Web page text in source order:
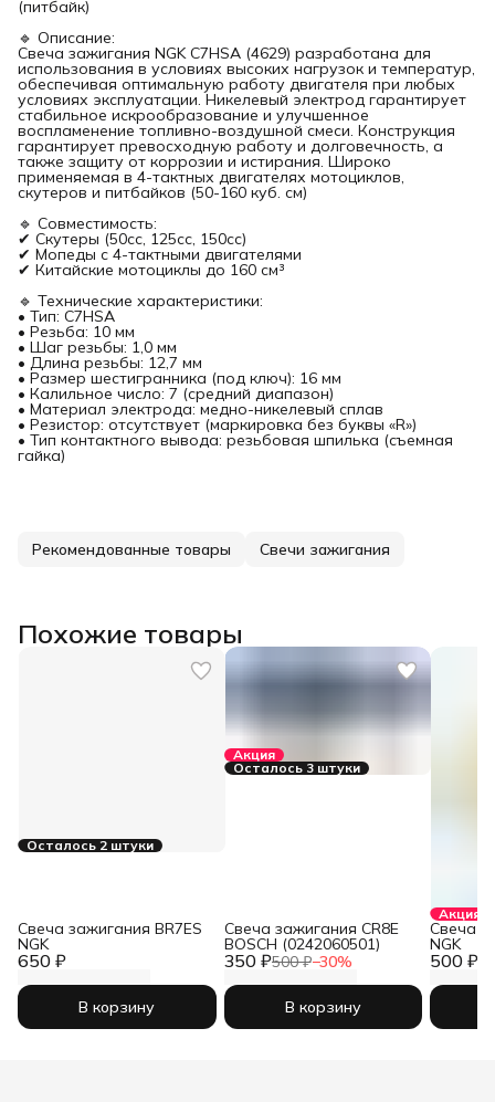
(питбайк)
🔹 Описание:
Свеча зажигания NGK C7HSA (4629) разработана для
использования в условиях высоких нагрузок и температур,
обеспечивая оптимальную работу двигателя при любых
условиях эксплуатации. Никелевый электрод гарантирует
стабильное искрообразование и улучшенное
воспламенение топливно-воздушной смеси. Конструкция
гарантирует превосходную работу и долговечность, а
также защиту от коррозии и истирания. Широко
применяемая в 4-тактных двигателях мотоциклов,
скутеров и питбайков (50-160 куб. см)
🔹 Совместимость:
✔ Скутеры (50сс, 125сс, 150сс)
✔ Мопеды с 4-тактными двигателями
✔ Китайские мотоциклы до 160 см³
🔹 Технические характеристики:
• Тип: C7HSA
• Резьба: 10 мм
• Шаг резьбы: 1,0 мм
• Длина резьбы: 12,7 мм
• Размер шестигранника (под ключ): 16 мм
• Калильное число: 7 (средний диапазон)
• Материал электрода: медно-никелевый сплав
• Резистор: отсутствует (маркировка без буквы «R»)
• Тип контактного вывода: резьбовая шпилька (съемная
гайка)
Рекомендованные товары Свечи зажигания
Похожие товары
Осталось 2 штуки
650 ₽
Свеча зажигания BR7ES
NGK
В корзину
Акция
Осталось 3 штуки
350 ₽500 ₽−30%
Свеча зажигания CR8E
BOSCH (0242060501)
В корзину
Акция
500 ₽
Свеча
NGK